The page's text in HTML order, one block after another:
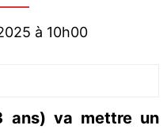
à 10h00
ans) va mettre un